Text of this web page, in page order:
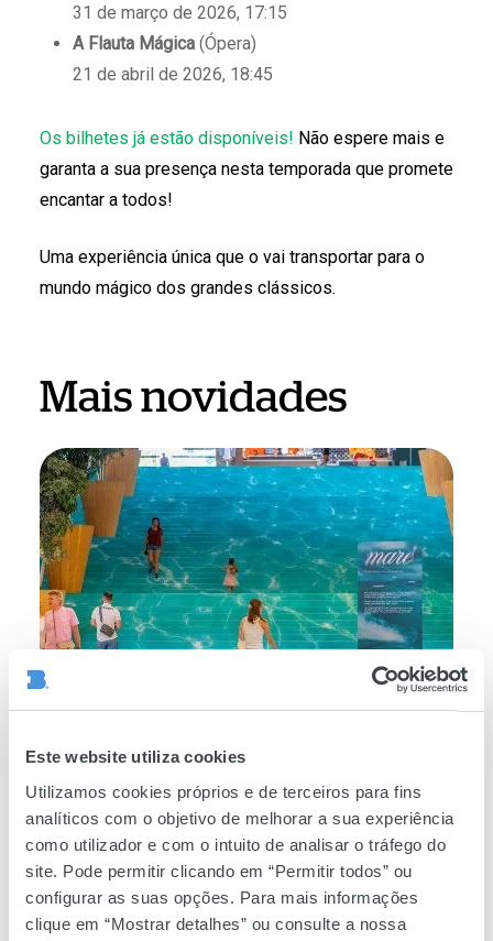
Este website utiliza cookies
Utilizamos cookies próprios e de terceiros para fins
analíticos com o objetivo de melhorar a sua experiência
como utilizador e com o intuito de analisar o tráfego do
site. Pode permitir clicando em “Permitir todos” ou
configurar as suas opções. Para mais informações
clique em “Mostrar detalhes” ou consulte a nossa
31 de março de 2026, 17:15
A Flauta Mágica(Ópera)
21 de abril de 2026, 18:45
Os bilhetes já estão disponíveis! Não espere mais e
garanta a sua presença nesta temporada que promete
encantar a todos!
Uma experiência única que o vai transportar para o
mundo mágico dos grandes clássicos.
Mais novidades
Instalação
artística
“Maré”
Instalação artística “Maré”
Squishy
Dumplings